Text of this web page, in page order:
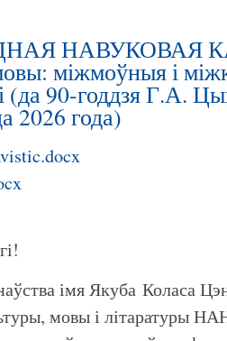
НАВУКОВАЯ
міжмоўныя і
(да 90-годдзя Г.А.
2026 года)
імя Якуба Коласа
мовы і літаратуры